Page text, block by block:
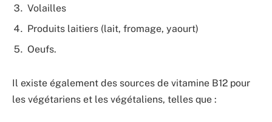
Volailles
Produits laitiers (lait, fromage, yaourt)
Oeufs.
Il existe également des sources de vitamine B12 pour
les végétariens et les végétaliens, telles que :